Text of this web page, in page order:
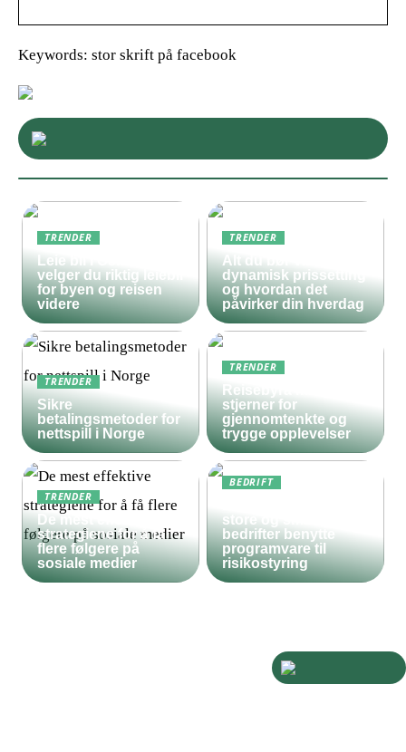
Keywords: stor skrift på facebook
TRENDER
Leie bil i Oslo – slik
velger du riktig leiebil
for byen og reisen
videre
TRENDER
Alt du bør vite om
dynamisk prissetting
og hvordan det
påvirker din hverdag
TRENDER
Sikre
betalingsmetoder for
nettspill i Norge
TRENDER
Reisebyrå med 5
stjerner for
gjennomtenkte og
trygge opplevelser
TRENDER
De mest effektive
strategiene for å få
flere følgere på
sosiale medier
BEDRIFT
store og små
bedrifter benytte
programvare til
risikostyring